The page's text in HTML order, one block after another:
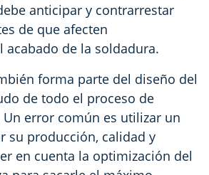
anticipar y contrarrestar
de que afecten
acabado de la soldadura.
forma parte del diseño del
de todo el proceso de
error común es utilizar un
su producción, calidad y
en cuenta la optimización del